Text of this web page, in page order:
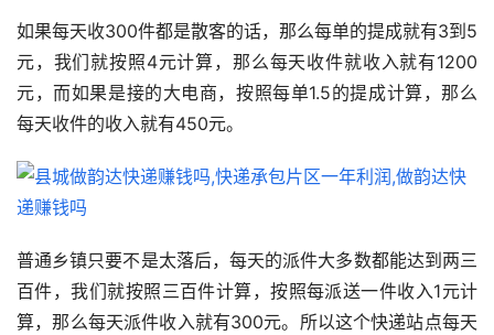
如果每天收300件都是散客的话，那么每单的提成就有3到5
元，我们就按照4元计算，那么每天收件就收入就有1200
元，而如果是接的大电商，按照每单1.5的提成计算，那么
每天收件的收入就有450元。
普通乡镇只要不是太落后，每天的派件大多数都能达到两三
百件，我们就按照三百件计算，按照每派送一件收入1元计
算，那么每天派件收入就有300元。所以这个快递站点每天